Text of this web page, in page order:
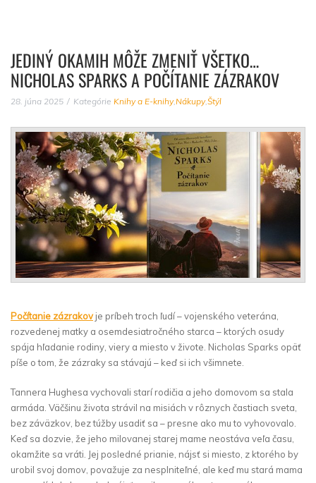
JEDINÝ OKAMIH MÔŽE ZMENIŤ VŠETKO…
NICHOLAS SPARKS A POČÍTANIE ZÁZRAKOV
28. júna 2025 Kategórie Knihy a E-knihy,Nákupy,Štýl
Počítanie zázrakovje príbeh troch ľudí – vojenského veterána,
rozvedenej matky a osemdesiatročného starca – ktorých osudy
spája hľadanie rodiny, viery a miesto v živote. Nicholas Sparks opäť
píše o tom, že zázraky sa stávajú – keď si ich všimnete.
Tannera Hughesa vychovali starí rodičia a jeho domovom sa stala
armáda. Väčšinu života strávil na misiách v rôznych častiach sveta,
bez záväzkov, bez túžby usadiť sa – presne ako mu to vyhovovalo.
Keď sa dozvie, že jeho milovanej starej mame neostáva veľa času,
okamžite sa vráti. Jej posledné prianie, nájsť si miesto, z ktorého by
urobil svoj domov, považuje za nesplniteľné, ale keď mu stará mama